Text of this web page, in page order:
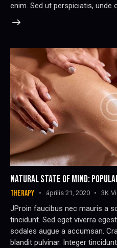
enim. Sed ut perspiciatis, unde
NATURAL STATE OF MIND:
THERAPY április 21, 2020 3K
JProin faucibus nec mauris a
tincidunt. Sed eget viverra
sodales augue a accumsan.
blandit pulvinar. Integer